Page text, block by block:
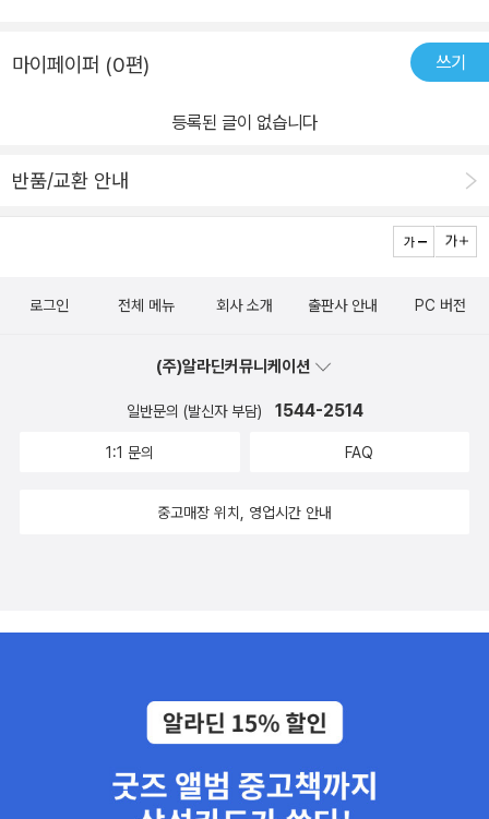
마이페이퍼 (0편) 쓰기
등록된 글이 없습니다
반품/교환 안내
로그인 전체 메뉴 회사 소개 출판사 안내 PC 버전
(주)알라딘커뮤니케이션
일반문의 (발신자 부담) 1544-2514
1:1 문의 FAQ
중고매장 위치, 영업시간 안내